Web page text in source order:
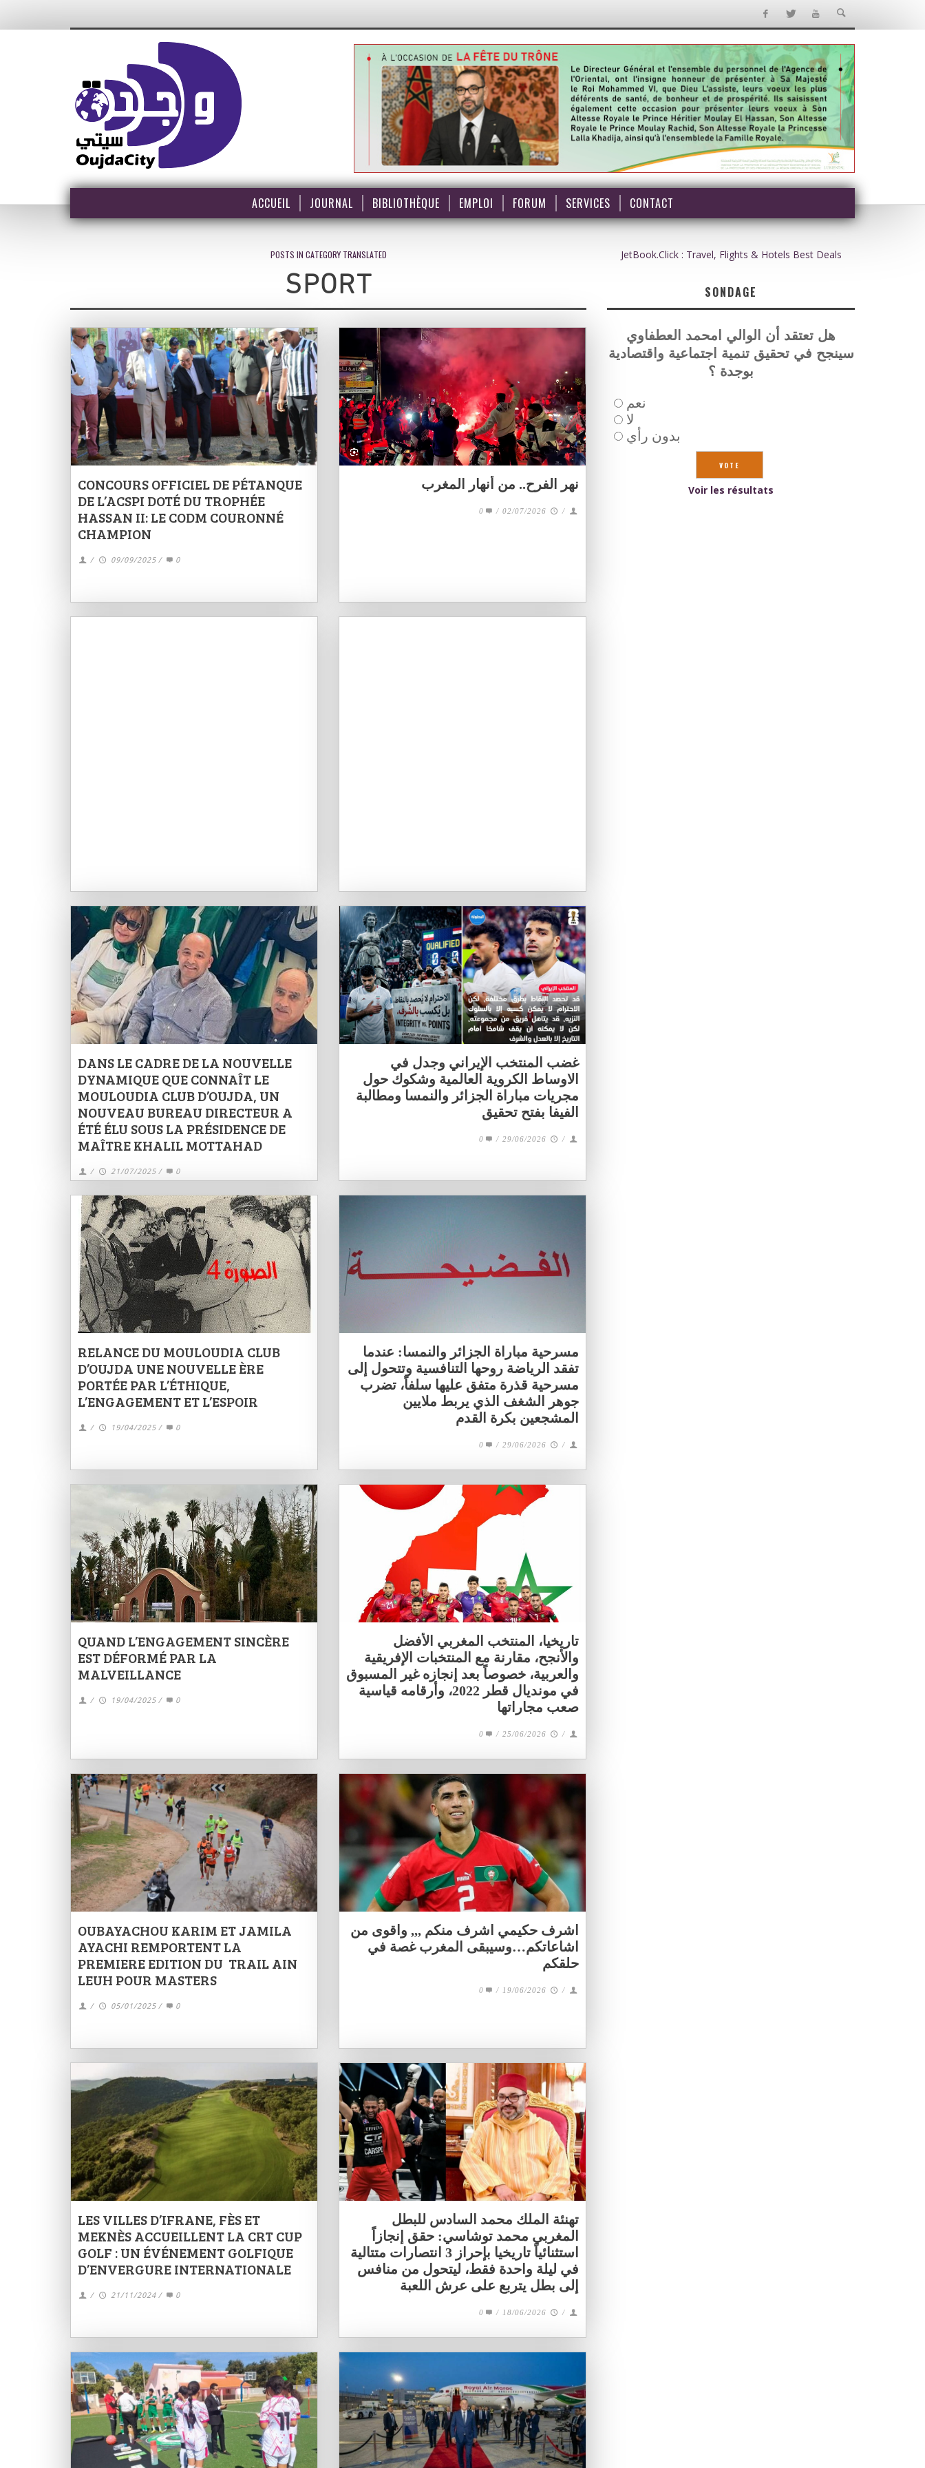
ACCUEIL JOURNAL BIBLIOTHÈQUE EMPLOI FORUM SERVICES CONTACT
POSTS IN CATEGORY TRANSLATED
SPORT
CONCOURS OFFICIEL DE PÉTANQUE
DE L’ACSPI DOTÉ DU TROPHÉE
HASSAN II: LE CODM COURONNÉ
CHAMPION
/ 09/09/2025 / 0
DANS LE CADRE DE LA NOUVELLE
DYNAMIQUE QUE CONNAÎT LE
MOULOUDIA CLUB D’OUJDA, UN
NOUVEAU BUREAU DIRECTEUR A
ÉTÉ ÉLU SOUS LA PRÉSIDENCE DE
MAÎTRE KHALIL MOTTAHAD
/ 21/07/2025 / 0
RELANCE DU MOULOUDIA CLUB
D’OUJDA UNE NOUVELLE ÈRE
PORTÉE PAR L’ÉTHIQUE,
L’ENGAGEMENT ET L’ESPOIR
/ 19/04/2025 / 0
QUAND L’ENGAGEMENT SINCÈRE
EST DÉFORMÉ PAR LA
MALVEILLANCE
/ 19/04/2025 / 0
OUBAYACHOU KARIM ET JAMILA
AYACHI REMPORTENT LA
PREMIERE EDITION DU TRAIL AIN
LEUH POUR MASTERS
/ 05/01/2025 / 0
LES VILLES D’IFRANE, FÈS ET
MEKNÈS ACCUEILLENT LA CRT CUP
GOLF : UN ÉVÉNEMENT GOLFIQUE
D’ENVERGURE INTERNATIONALE
/ 21/11/2024 / 0
نهر الفرح.. من أنهار المغرب
/
02/07/2026
/
0
غضب المنتخب الإيراني وجدل في
الاوساط الكروية العالمية وشكوك حول
مجريات مباراة الجزائر والنمسا ومطالبة
الفيفا بفتح تحقيق
/
29/06/2026
/
0
مسرحية مباراة الجزائر والنمسا: عندما
تفقد الرياضة روحها التنافسية وتتحول إلى
مسرحية قذرة متفق عليها سلفاً، تضرب
جوهر الشغف الذي يربط ملايين
المشجعين بكرة القدم
/
29/06/2026
/
0
تاريخيا، المنتخب المغربي الأفضل
والأنجح، مقارنة مع المنتخبات الإفريقية
والعربية، خصوصاً بعد إنجازه غير المسبوق
في مونديال قطر 2022، وأرقامه قياسية
صعب مجاراتها
/
25/06/2026
/
0
اشرف حكيمي اشرف منكم ,,, واقوى من
اشاعاتكم…وسيبقى المغرب غصة في
حلقكم
/
19/06/2026
/
0
تهنئة الملك محمد السادس للبطل
المغربي محمد توشاسي: حقق إنجازاً
استثنائياً تاريخيا بإحراز 3 انتصارات متتالية
في ليلة واحدة فقط، ليتحول من منافس
إلى بطل يتربع على عرش اللعبة
/
18/06/2026
/
0
JetBook.Click : Travel, Flights & Hotels Best Deals
SONDAGE
هل تعتقد أن الوالي امحمد العطفاوي
سينجح في تحقيق تنمية اجتماعية واقتصادية
بوجدة ؟
نعم
لا
بدون رأي
Voir les résultats